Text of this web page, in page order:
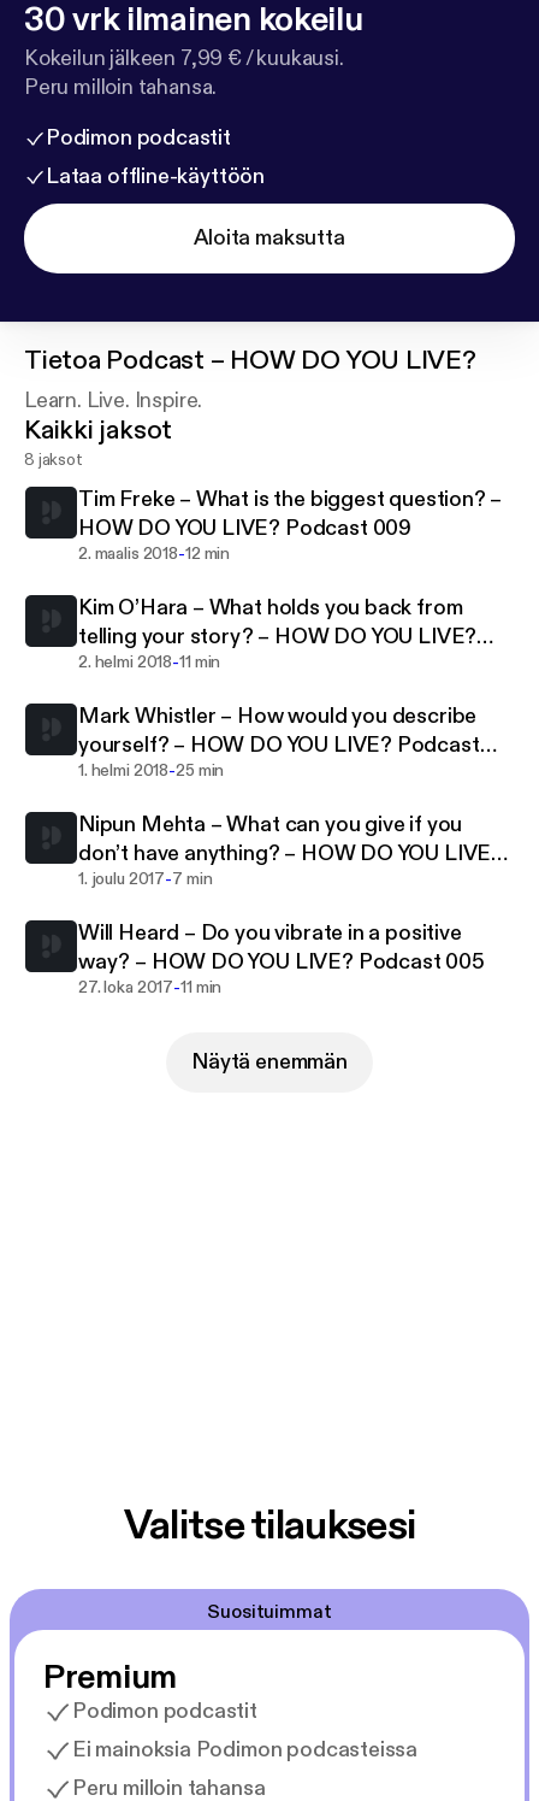
30 vrk ilmainen kokeilu
Kokeilun jälkeen 7,99 € / kuukausi.
Peru milloin tahansa.
Podimon podcastit
Lataa offline-käyttöön
Aloita maksutta
Tietoa Podcast – HOW DO YOU LIVE?
Learn. Live. Inspire.
Kaikki jaksot
8 jaksot
Tim Freke – What is the biggest question? –
HOW DO YOU LIVE? Podcast 009
2. maalis 2018-12 min
Kim O’Hara – What holds you back from
telling your story? – HOW DO YOU LIVE?
Podcast 008
2. helmi 2018-11 min
Mark Whistler – How would you describe
yourself? – HOW DO YOU LIVE? Podcast
007
1. helmi 2018-25 min
Nipun Mehta – What can you give if you
don’t have anything? – HOW DO YOU LIVE?
Podcast 006
1. joulu 2017-7 min
Will Heard – Do you vibrate in a positive
way? – HOW DO YOU LIVE? Podcast 005
27. loka 2017-11 min
Näytä enemmän
Valitse tilauksesi
Suosituimmat
Premium
Podimon podcastit
Ei mainoksia Podimon podcasteissa
Peru milloin tahansa